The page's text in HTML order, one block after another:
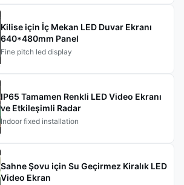
Kilise için İç Mekan LED Duvar Ekranı
640*480mm Panel
Fine pitch led display
IP65 Tamamen Renkli LED Video Ekranı
ve Etkileşimli Radar
Indoor fixed installation
Sahne Şovu için Su Geçirmez Kiralık LED
Video Ekran